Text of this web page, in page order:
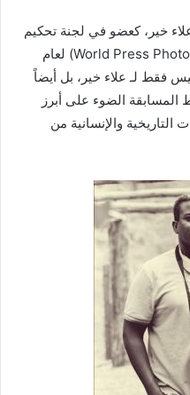
خير، كعضو في لجنة تحكيم
مسابقة “الصور الصحفية العالمية” (World Press Photo) لعام
ليس فقط لـ علاء خير، بل أيضاً
الضوء على أبرز
والإنسانية من